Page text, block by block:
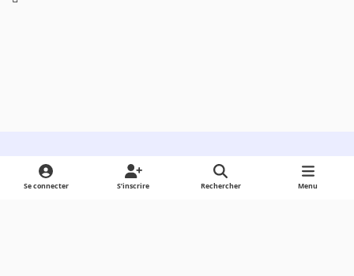
Light ModeDark ModeSystem Preference
Se connecter S’inscrire Rechercher Menu